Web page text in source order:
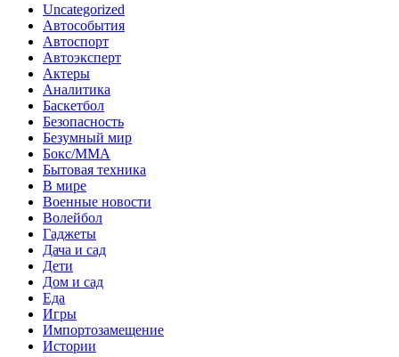
Uncategorized
Автособытия
Автоспорт
Автоэксперт
Актеры
Аналитика
Баскетбол
Безопасность
Безумный мир
Бокс/MMA
Бытовая техника
В мире
Военные новости
Волейбол
Гаджеты
Дача и сад
Дети
Дом и сад
Еда
Игры
Импортозамещение
Истории